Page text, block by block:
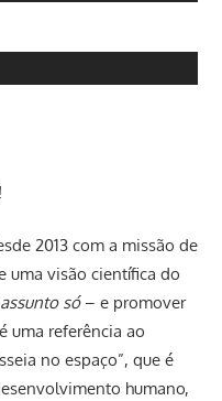
2013 com a missão de
uma visão científica do
só– e promover
uma referência ao
no espaço”, que é
humano,